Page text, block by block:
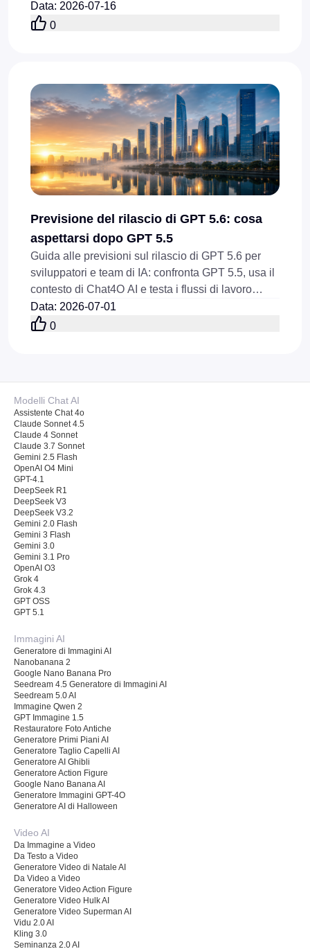
per i social, le immagini di riferimento e i flussi di
lavoro via API nel 2026.
Data: 2026-07-16
0
Previsione del rilascio di GPT 5.6: cosa
aspettarsi dopo GPT 5.5
Guida alle previsioni sul rilascio di GPT 5.6 per
sviluppatori e team di IA: confronta GPT 5.5, usa il
contesto di Chat4O AI e testa i flussi di lavoro
dell’API di Flaq AI GPT 5.5 prima del lancio.
Data: 2026-07-01
0
Modelli Chat AI
Assistente Chat 4o
Claude Sonnet 4.5
Claude 4 Sonnet
Claude 3.7 Sonnet
Gemini 2.5 Flash
OpenAI O4 Mini
GPT-4.1
DeepSeek R1
DeepSeek V3
DeepSeek V3.2
Gemini 2.0 Flash
Gemini 3 Flash
Gemini 3.0
Gemini 3.1 Pro
OpenAI O3
Grok 4
Grok 4.3
GPT OSS
GPT 5.1
Immagini AI
Generatore di Immagini AI
Nanobanana 2
Google Nano Banana Pro
Seedream 4.5 Generatore di Immagini AI
Seedream 5.0 AI
Immagine Qwen 2
GPT Immagine 1.5
Restauratore Foto Antiche
Generatore Primi Piani AI
Generatore Taglio Capelli AI
Generatore AI Ghibli
Generatore Action Figure
Google Nano Banana AI
Generatore Immagini GPT-4O
Generatore AI di Halloween
Video AI
Da Immagine a Video
Da Testo a Video
Generatore Video di Natale AI
Da Video a Video
Generatore Video Action Figure
Generatore Video Hulk AI
Generatore Video Superman AI
Vidu 2.0 AI
Kling 3.0
Seminanza 2.0 AI